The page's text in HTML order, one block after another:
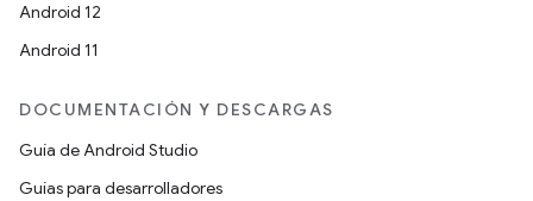
Android 12
Android 11
DOCUMENTACIÓN Y DESCARGAS
Guía de Android Studio
Guías para desarrolladores